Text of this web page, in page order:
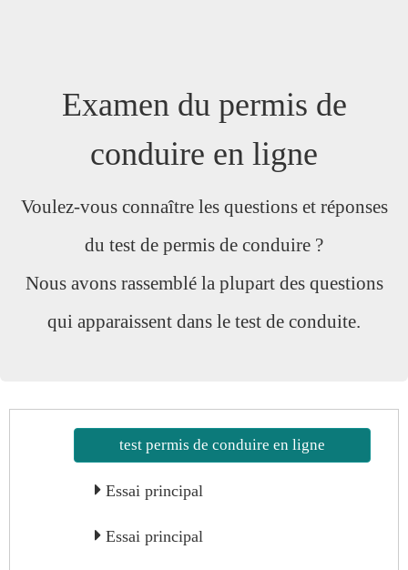
Examen du permis de
conduire en ligne
Voulez-vous connaître les questions et réponses
du test de permis de conduire ?
Nous avons rassemblé la plupart des questions
qui apparaissent dans le test de conduite.
test permis de conduire en ligne
Essai principal
Essai principal